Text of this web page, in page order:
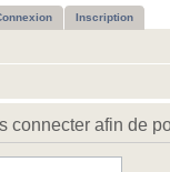
Inscription
connecter afin de